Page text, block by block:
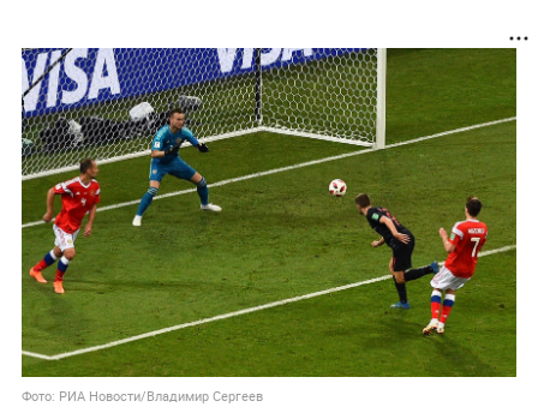
Фото: РИА Новости/Владимир Сергеев